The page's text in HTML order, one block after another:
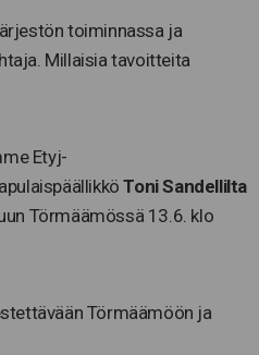
toiminnassa ja
Millaisia tavoitteita
Etyj-
Toni Sandellilta
Törmäämössä 13.6. klo
Törmäämöön ja